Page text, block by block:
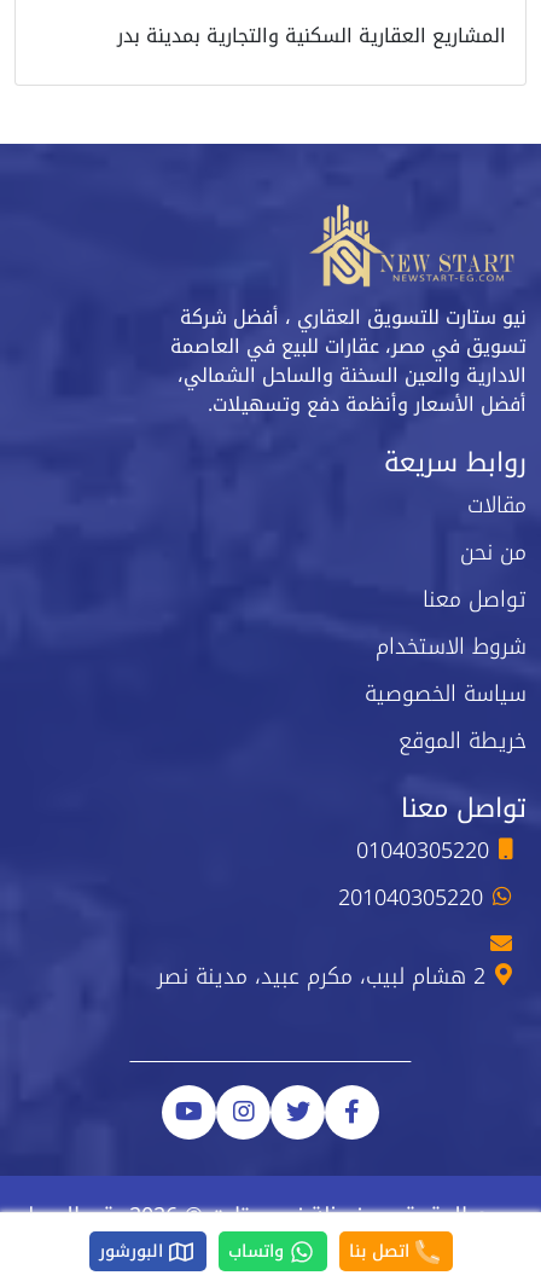
المشاريع العقارية السكنية والتجارية بمدينة بدر
نيو ستارت للتسويق العقاري ، أفضل شركة
تسويق في مصر، عقارات للبيع في العاصمة
الادارية والعين السخنة والساحل الشمالي،
أفضل الأسعار وأنظمة دفع وتسهيلات.
روابط سريعة
مقالات
من نحن
تواصل معنا
شروط الاستخدام
سياسة الخصوصية
خريطة الموقع
تواصل معنا
01040305220
201040305220
2 هشام لبيب، مكرم عبيد، مدينة نصر
جميع الحقوق محفوظة نيو ستارت © 2026 رقم السجل
الضريبي 223-743-723اتصل بنا واتساب البورشور